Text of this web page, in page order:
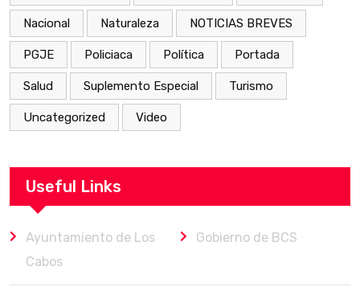
Nacional Naturaleza NOTICIAS BREVES
PGJE Policiaca Política Portada
Salud Suplemento Especial Turismo
Uncategorized Video
Useful Links
Ayuntamiento de Los
Cabos
Gobierno de BCS